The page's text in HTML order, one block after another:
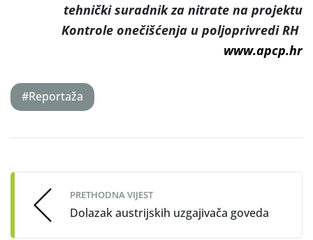
tehnički suradnik za nitrate na projektu
Kontrole onečišćenja u poljoprivredi RH
www.apcp.hr
#Reportaža
navigation
PRETHODNA VIJEST
Dolazak austrijskih uzgajivača goveda